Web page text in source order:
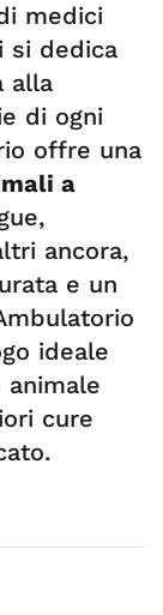
medici
si dedica
alla
di ogni
offre una
a
ancora,
e un
ideale
cure